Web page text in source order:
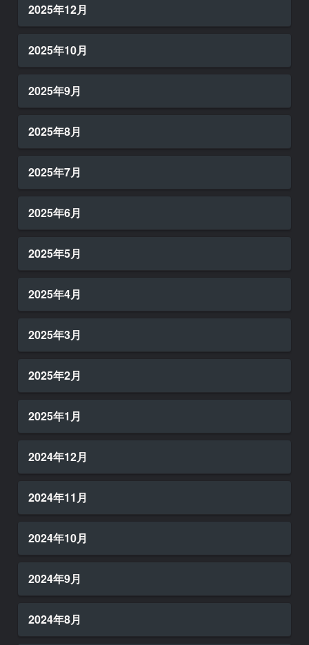
2025年12月
2025年10月
2025年9月
2025年8月
2025年7月
2025年6月
2025年5月
2025年4月
2025年3月
2025年2月
2025年1月
2024年12月
2024年11月
2024年10月
2024年9月
2024年8月